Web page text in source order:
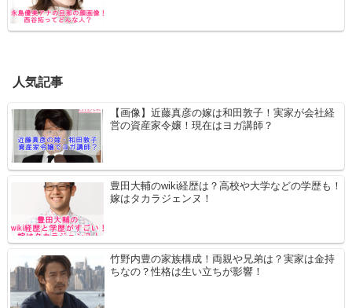
人気記事
【画像】近藤真彦の嫁は和田敦子！実家が会社経
営の資産家令嬢！現在はヨガ講師？
豊田大輔のwiki経歴は？高校や大学などの学歴も！
嫁はタカラジェンヌ！
竹野内豊の家族構成！両親や兄弟は？実家は金持
ちなの？性格は生い立ちが影響！